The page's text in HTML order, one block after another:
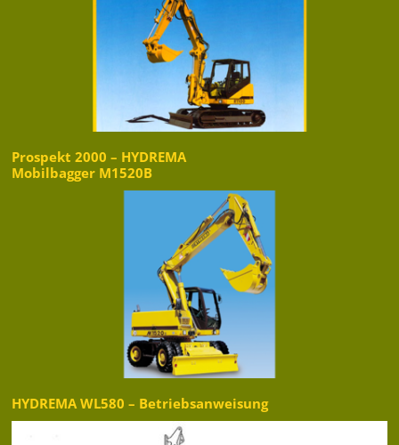
Prospekt 2000 – HYDREMA
Mobilbagger M1520B
HYDREMA WL580 – Betriebsanweisung